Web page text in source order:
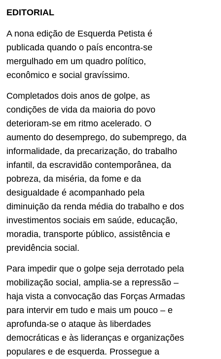
EDITORIAL
A nona edição de Esquerda Petista é
publicada quando o país encontra-se
mergulhado em um quadro político,
econômico e social gravíssimo.
Completados dois anos de golpe, as
condições de vida da maioria do povo
deterioram-se em ritmo acelerado. O
aumento do desemprego, do subemprego, da
informalidade, da precarização, do trabalho
infantil, da escravidão contemporânea, da
pobreza, da miséria, da fome e da
desigualdade é acompanhado pela
diminuição da renda média do trabalho e dos
investimentos sociais em saúde, educação,
moradia, transporte público, assistência e
previdência social.
Para impedir que o golpe seja derrotado pela
mobilização social, amplia-se a repressão –
haja vista a convocação das Forças Armadas
para intervir em tudo e mais um pouco – e
aprofunda-se o ataque às liberdades
democráticas e às lideranças e organizações
populares e de esquerda. Prossegue a